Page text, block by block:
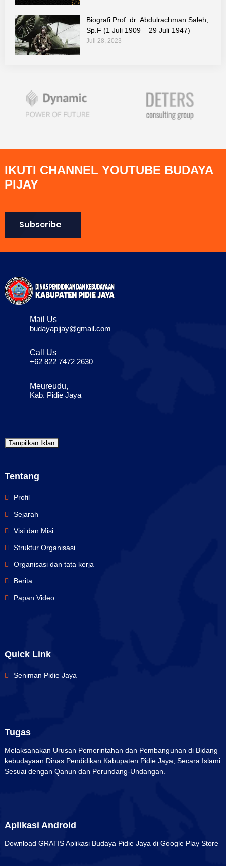
Biografi Prof. dr. Abdulrachman Saleh,
Sp.F (1 Juli 1909 – 29 Juli 1947)
Juli 28, 2023
IKUTI CHANNEL YOUTUBE BUDAYA
PIJAY
Subscribe
Mail Us
budayapijay@gmail.com
Call Us
+62 822 7472 2630
Meureudu,
Kab. Pidie Jaya
Tampilkan Iklan
Tentang
Profil
Sejarah
Visi dan Misi
Struktur Organisasi
Organisasi dan tata kerja
Berita
Papan Video
Quick Link
Seniman Pidie Jaya
Tugas
Melaksanakan Urusan Pemerintahan dan Pembangunan di Bidang
kebudayaan Dinas Pendidikan Kabupaten Pidie Jaya, Secara Islami
Sesuai dengan Qanun dan Perundang-Undangan.
Aplikasi Android
Download GRATIS Aplikasi Budaya Pidie Jaya di Google Play Store
: